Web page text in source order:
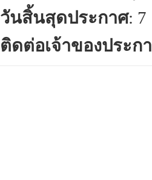
วันสิ้นสุดประกาศ: 7
ติดต่อเจ้าของประก